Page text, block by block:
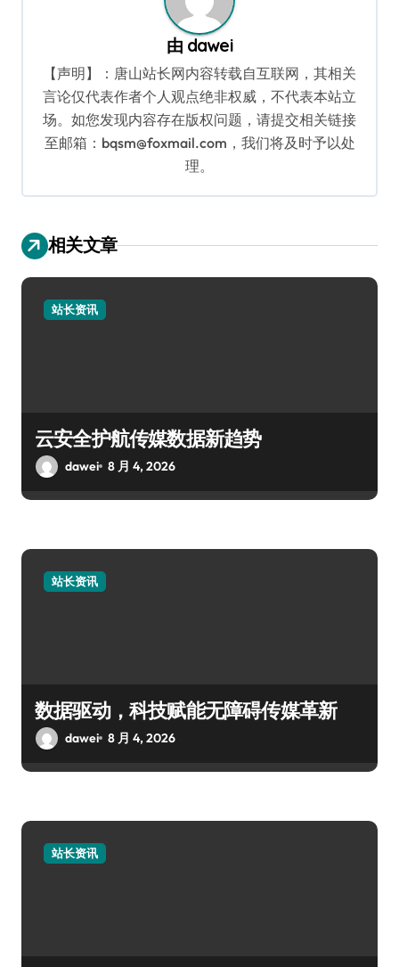
由 dawei
【声明】：唐山站长网内容转载自互联网，其相关
言论仅代表作者个人观点绝非权威，不代表本站立
场。如您发现内容存在版权问题，请提交相关链接
至邮箱：bqsm@foxmail.com，我们将及时予以处
理。
相关文章
站长资讯
云安全护航传媒数据新趋势
dawei 8 月 4, 2026
站长资讯
数据驱动，科技赋能无障碍传媒革新
dawei 8 月 4, 2026
站长资讯